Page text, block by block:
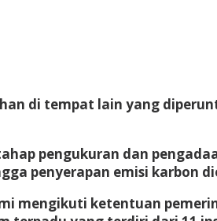
di tempat lain yang
pengukuran dan
penyerapan emisi karbon
mengikuti ketentuan